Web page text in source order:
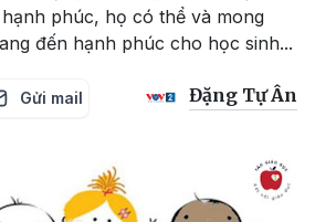
phúc, họ có thể và mong
đến hạnh phúc cho học sinh...
Gửi mail Đặng Tự Ân